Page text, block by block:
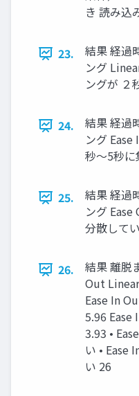
き 読み込
23.
結果 経過
ング
ングが ２
24.
結果 経過
ング Ease
秒〜5秒
25.
結果 経過
ング
分散して
26.
結果 離脱
Out
Ease In
5.96 Ease
3.93 •
い • Ease
い 26